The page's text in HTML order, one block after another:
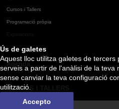
Ús de galetes
Aquest lloc utilitza galetes de
serveis a partir de l'anàlisi de la teva
sense canviar la teva configuració
utilització.
Accepto
Cursos i Tallers
Programació pròpia
Agenda
CURSOS I TALLERS